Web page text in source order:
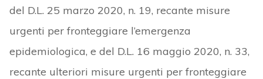
del D.L. 25 marzo 2020, n. 19, recante misure
urgenti per fronteggiare l’emergenza
epidemiologica, e del D.L. 16 maggio 2020, n. 33,
recante ulteriori misure urgenti per fronteggiare